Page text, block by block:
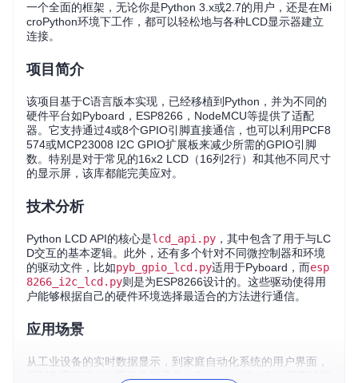
一个全面的框架，无论你是Python 3.x或2.7的用户，还是在Mi
croPython环境下工作，都可以轻松地与各种LCD显示器建立
连接。
项目简介
该项目基于C语言版本实现，已经移植到Python，并为不同的
硬件平台如Pyboard，ESP8266，NodeMCU等提供了适配
器。它支持通过4或8个GPIO引脚直接通信，也可以利用PCF8
574或MCP23008 I2C GPIO扩展板来减少所需的GPIO引脚
数。特别是对于常见的16x2 LCD（16列2行）和其他不同尺寸
的显示屏，该库都能完美应对。
技术分析
Python LCD API的核心是lcd_api.py ，其中包含了用于与LC
D交互的基本逻辑。此外，还有多个针对不同微控制器和环境
的驱动文件，比如pyb_gpio_lcd.py适用于Pyboard，而esp
8266_i2c_lcd.py则是为ESP8266设计的。这些驱动使得用
户能够根据自己的硬件环境选择最适合的方法进行通信。
应用场景
从工业设备的实时数据显示，到家庭自动化系统的用户界面，